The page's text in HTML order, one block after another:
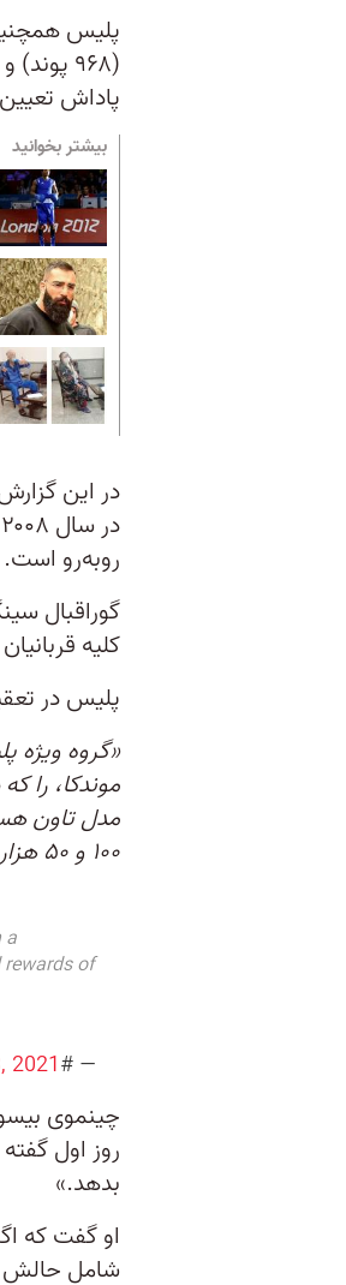
پاداش
بیشتر بخوانید
روبه‌رو است.
گوراقبال
کلیه
پلیس در
«گروه ویژه
موندکا، را
مدل تاون
۱۰۰ و ۵۰ هزار روپیه پاداش تعیین شده بود. حال در اختیار دادگاه هستند.»
a
of
— #DilKiPolice Delhi Police (@DelhiPolice)
2021
چینموی
روز اول
بدهد.»
او گفت كه
شامل